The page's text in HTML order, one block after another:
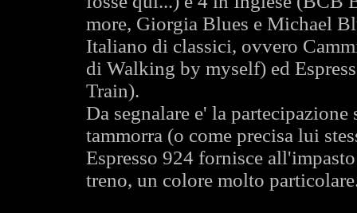
more, Giorgia Blues e Michael
Italiano di classici, ovvero
di Walking by myself) ed
Train).
Da segnalare e' la
tammorra (o come precisa lui
Espresso 924 fornisce
treno, un colore molto